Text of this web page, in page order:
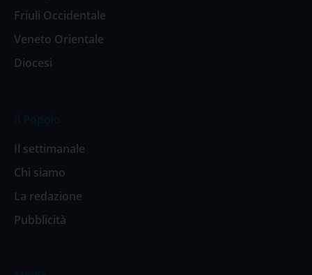
Friuli Occidentale
Veneto Orientale
Diocesi
Il settimanale
Chi siamo
La redazione
Pubblicità